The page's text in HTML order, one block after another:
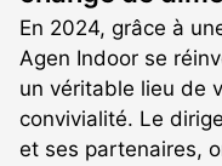
En 2024, grâce à
Agen Indoor se
un véritable lieu de
convivialité. Le
et ses partenaires,